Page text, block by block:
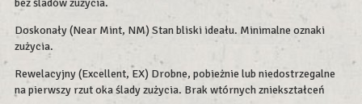
bez śladów zużycia.
Doskonały (Near Mint, NM) Stan bliski ideału. Minimalne oznaki
zużycia.
Rewelacyjny (Excellent, EX) Drobne, pobieżnie lub niedostrzegalne
na pierwszy rzut oka ślady zużycia. Brak wtórnych zniekształceń